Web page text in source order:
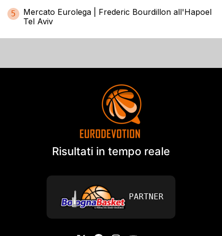
5
Mercato Eurolega | Frederic Bourdillon all'Hapoel
Tel Aviv
Risultati in tempo reale
PARTNER